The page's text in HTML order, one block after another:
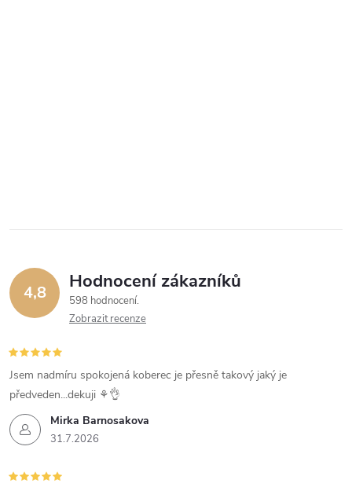
4,8 Hodnocení zákazníků
598 hodnocení
Zobrazit recenze
Mirka Barnosakova
31.7.2026
Jsem nadmíru spokojená koberec je přesně takový jaký je
předveden...dekuji ⚘️👌